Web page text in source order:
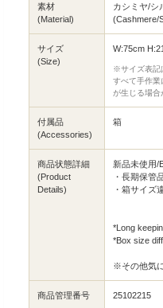
素材
(Material)
カシミヤ/シ
(Cashmere/
サイズ
(Size)
W:75cm
※サイズ表記
すべて手作業
が生じる場合
付属品
(Accessories)
箱
商品状態詳細
(Product
Details)
新品未使用
・長期保管
・箱サイズ
*Long
*Box size
※その他気
商品管理番号 25102215